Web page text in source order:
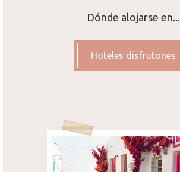
Dónde alojarse en...
Hoteles disfrutones